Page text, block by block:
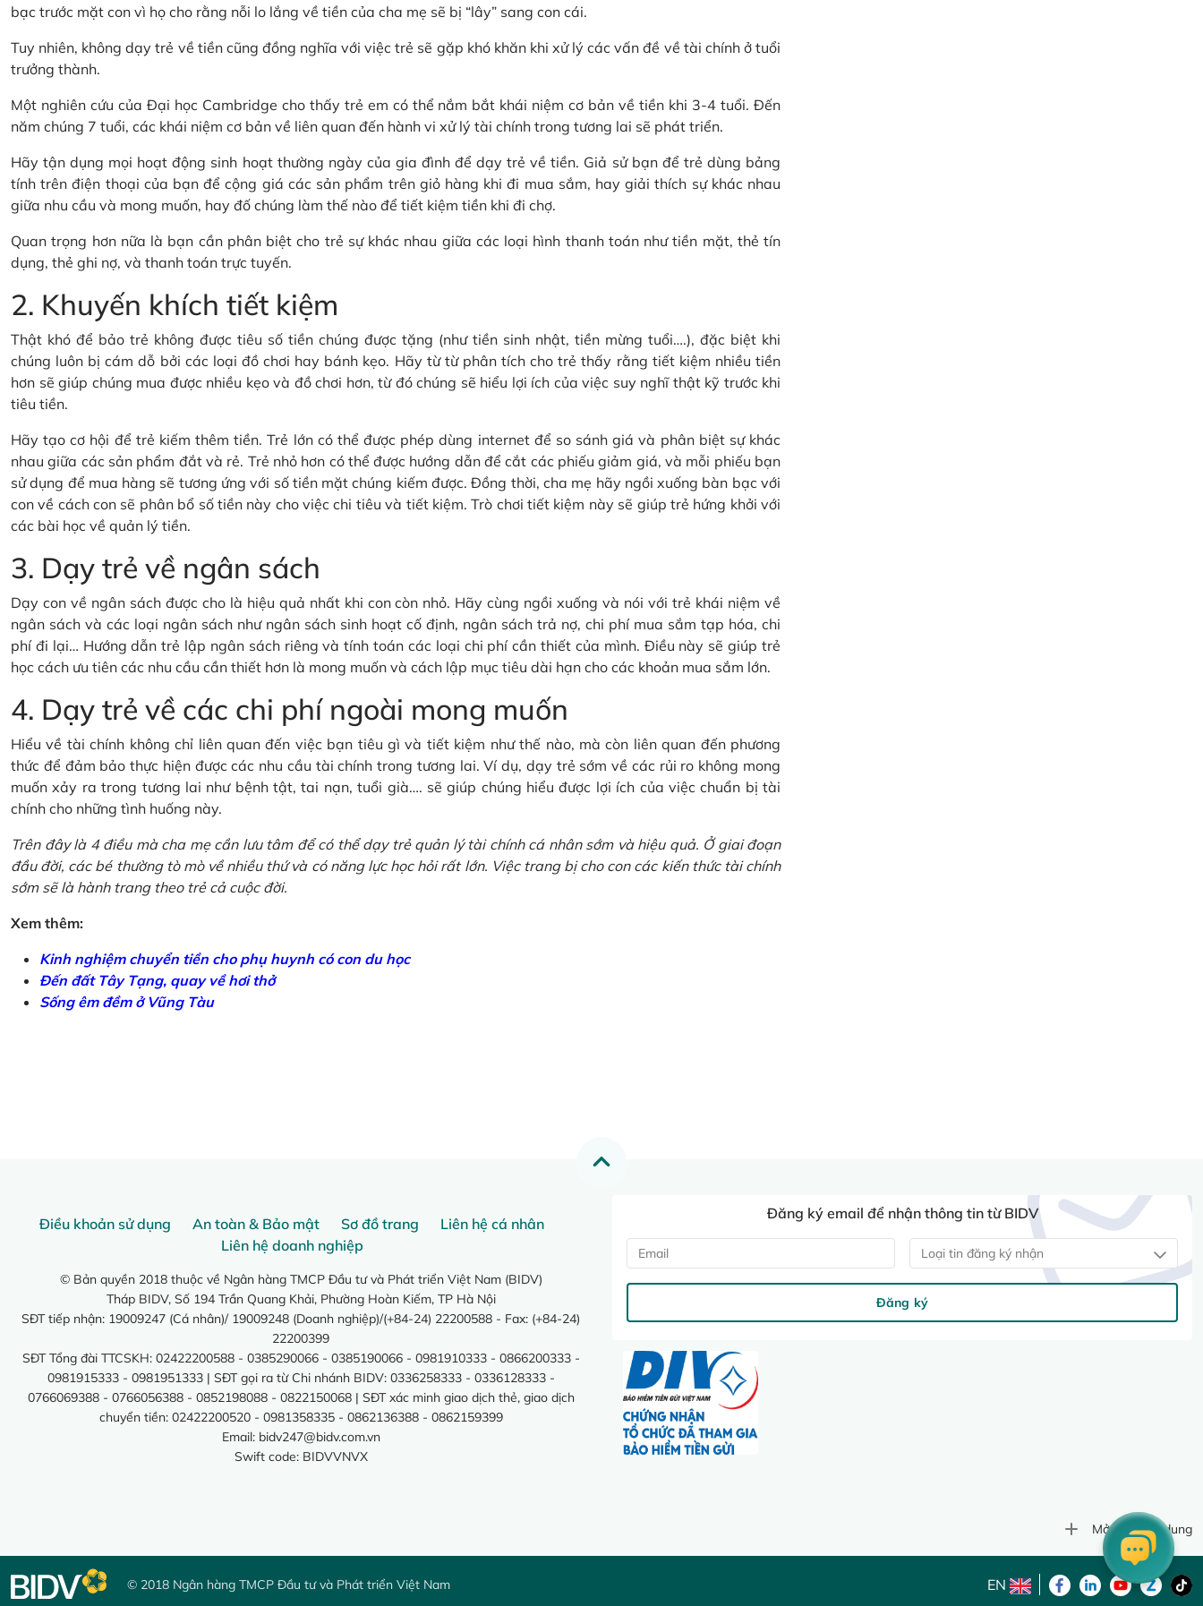
bạc trước mặt con vì họ cho rằng nỗi lo lắng về tiền của cha mẹ sẽ bị “lây” sang con cái.
Tuy nhiên, không dạy trẻ về tiền cũng đồng nghĩa với việc trẻ sẽ gặp khó khăn khi xử lý các vấn đề về tài chính ở tuổi
trưởng thành.
Một nghiên cứu của Đại học Cambridge cho thấy trẻ em có thể nắm bắt khái niệm cơ bản về tiền khi 3-4 tuổi. Đến
năm chúng 7 tuổi, các khái niệm cơ bản về liên quan đến hành vi xử lý tài chính trong tương lai sẽ phát triển.
Hãy tận dụng mọi hoạt động sinh hoạt thường ngày của gia đình để dạy trẻ về tiền. Giả sử bạn để trẻ dùng bảng
tính trên điện thoại của bạn để cộng giá các sản phẩm trên giỏ hàng khi đi mua sắm, hay giải thích sự khác nhau
giữa nhu cầu và mong muốn, hay đố chúng làm thế nào để tiết kiệm tiền khi đi chợ.
Quan trọng hơn nữa là bạn cần phân biệt cho trẻ sự khác nhau giữa các loại hình thanh toán như tiền mặt, thẻ tín
dụng, thẻ ghi nợ, và thanh toán trực tuyến.
2. Khuyến khích tiết kiệm
Thật khó để bảo trẻ không được tiêu số tiền chúng được tặng (như tiền sinh nhật, tiền mừng tuổi….), đặc biệt khi
chúng luôn bị cám dỗ bởi các loại đồ chơi hay bánh kẹo. Hãy từ từ phân tích cho trẻ thấy rằng tiết kiệm nhiều tiền
hơn sẽ giúp chúng mua được nhiều kẹo và đồ chơi hơn, từ đó chúng sẽ hiểu lợi ích của việc suy nghĩ thật kỹ trước khi
tiêu tiền.
Hãy tạo cơ hội để trẻ kiếm thêm tiền. Trẻ lớn có thể được phép dùng internet để so sánh giá và phân biệt sự khác
nhau giữa các sản phẩm đắt và rẻ. Trẻ nhỏ hơn có thể được hướng dẫn để cắt các phiếu giảm giá, và mỗi phiếu bạn
sử dụng để mua hàng sẽ tương ứng với số tiền mặt chúng kiếm được. Đồng thời, cha mẹ hãy ngồi xuống bàn bạc với
con về cách con sẽ phân bổ số tiền này cho việc chi tiêu và tiết kiệm. Trò chơi tiết kiệm này sẽ giúp trẻ hứng khởi với
các bài học về quản lý tiền.
3. Dạy trẻ về ngân sách
Dạy con về ngân sách được cho là hiệu quả nhất khi con còn nhỏ. Hãy cùng ngồi xuống và nói với trẻ khái niệm về
ngân sách và các loại ngân sách như ngân sách sinh hoạt cố định, ngân sách trả nợ, chi phí mua sắm tạp hóa, chi
phí đi lại… Hướng dẫn trẻ lập ngân sách riêng và tính toán các loại chi phí cần thiết của mình. Điều này sẽ giúp trẻ
học cách ưu tiên các nhu cầu cần thiết hơn là mong muốn và cách lập mục tiêu dài hạn cho các khoản mua sắm lớn.
4. Dạy trẻ về các chi phí ngoài mong muốn
Hiểu về tài chính không chỉ liên quan đến việc bạn tiêu gì và tiết kiệm như thế nào, mà còn liên quan đến phương
thức để đảm bảo thực hiện được các nhu cầu tài chính trong tương lai. Ví dụ, dạy trẻ sớm về các rủi ro không mong
muốn xảy ra trong tương lai như bệnh tật, tai nạn, tuổi già…. sẽ giúp chúng hiểu được lợi ích của việc chuẩn bị tài
chính cho những tình huống này.
Trên đây là 4 điều mà cha mẹ cần lưu tâm để có thể dạy trẻ quản lý tài chính cá nhân sớm và hiệu quả. Ở giai đoạn
đầu đời, các bé thường tò mò về nhiều thứ và có năng lực học hỏi rất lớn. Việc trang bị cho con các kiến thức tài chính
sớm sẽ là hành trang theo trẻ cả cuộc đời.
Xem thêm:
Kinh nghiệm chuyển tiền cho phụ huynh có con du học
Đến đất Tây Tạng, quay về hơi thở
Sống êm đềm ở Vũng Tàu
Điều khoản sử dụng An toàn & Bảo mật Sơ đồ trang
Liên hệ cá nhân
Liên hệ doanh nghiệp
© Bản quyền 2018 thuộc về Ngân hàng TMCP Đầu tư và Phát triển Việt Nam (BIDV)
Tháp BIDV, Số 194 Trần Quang Khải, Phường Hoàn Kiếm, TP Hà Nội
SĐT tiếp nhận: 19009247 (Cá nhân)/ 19009248 (Doanh nghiệp)/(+84-24) 22200588 - Fax: (+84-24)
22200399
SĐT Tổng đài TTCSKH: 02422200588 - 0385290066 - 0385190066 - 0981910333 - 0866200333 -
0981915333 - 0981951333 | SĐT gọi ra từ Chi nhánh BIDV: 0336258333 - 0336128333 -
0766069388 - 0766056388 - 0852198088 - 0822150068 | SĐT xác minh giao dịch thẻ, giao dịch
chuyển tiền: 02422200520 - 0981358335 - 0862136388 - 0862159399
Email: bidv247@bidv.com.vn
Swift code: BIDVVNVX
Đăng ký email để nhận thông tin từ BIDV
Loại tin đăng ký nhận
Đăng ký
Mở rộng nội dung
© 2018 Ngân hàng TMCP Đầu tư và Phát triển Việt Nam EN